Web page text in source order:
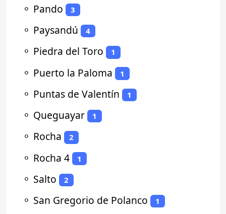
⚬ Pando 3
⚬ Paysandú 4
⚬ Piedra del Toro 1
⚬ Puerto la Paloma 1
⚬ Puntas de Valentín 1
⚬ Queguayar 1
⚬ Rocha 2
⚬ Rocha 4 1
⚬ Salto 2
⚬ San Gregorio de Polanco 1